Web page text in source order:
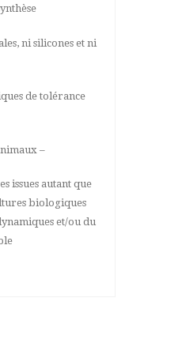
ni silicones et ni
de tolérance
–
issues autant que
biologiques
et/ou du